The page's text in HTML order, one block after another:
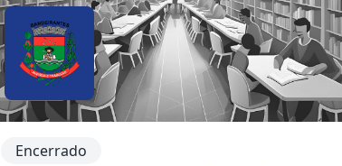
Encerrado